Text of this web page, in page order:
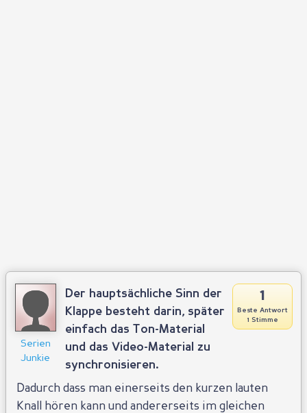
Serien
Junkie
1
Beste Antwort
1 Stimme
Der hauptsächliche Sinn der
Klappe besteht darin, später
einfach das Ton-Material
und das Video-Material zu
synchronisieren.
Dadurch dass man einerseits den kurzen lauten
Knall hören kann und andererseits im gleichen